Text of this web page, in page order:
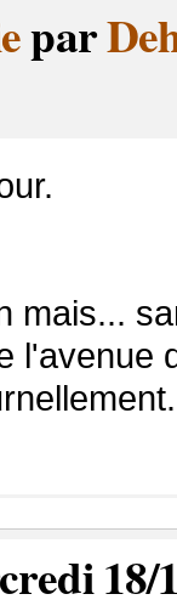
par
mais...
l'avenue
18/